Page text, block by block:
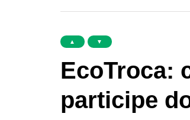
▲ ▼
EcoTroca:
participe